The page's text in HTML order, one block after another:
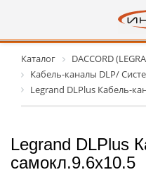
Каталог
DACCORD
Кабель-каналы DLP/
Legrand DLPlus Кабель-
Legrand DLPlus
самокл.9.6х10.5